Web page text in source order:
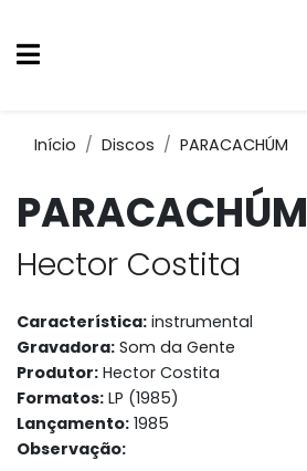
Início Discos PARACACHÚM
PARACACHÚM
Hector Costita
Característica: instrumental
Gravadora: Som da Gente
Produtor: Hector Costita
Formatos: LP (1985)
Lançamento: 1985
Observação: